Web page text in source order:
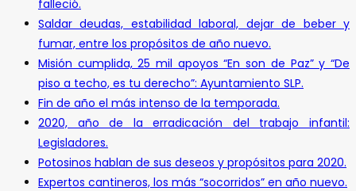
falleció.
Saldar deudas, estabilidad laboral, dejar de beber y
fumar, entre los propósitos de año nuevo.
Misión cumplida, 25 mil apoyos “En son de Paz” y “De
piso a techo, es tu derecho”: Ayuntamiento SLP.
Fin de año el más intenso de la temporada.
2020, año de la erradicación del trabajo infantil:
Legisladores.
Potosinos hablan de sus deseos y propósitos para 2020.
Expertos cantineros, los más “socorridos” en año nuevo.